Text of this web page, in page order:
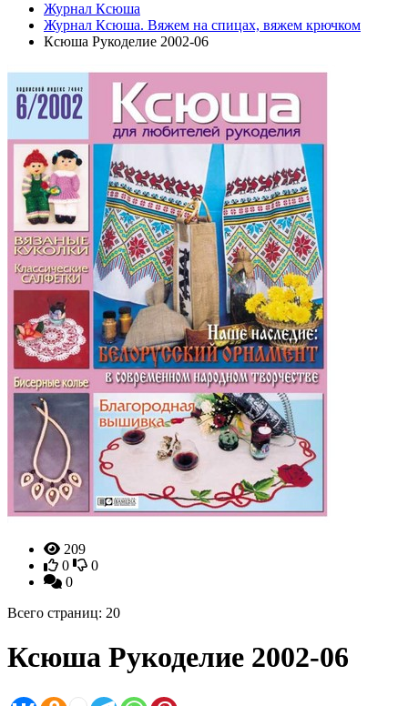
Журнал Ксюша
Журнал Ксюша. Вяжем на спицах, вяжем крючком
Ксюша Рукоделие 2002-06
209
0
0
0
Всего страниц: 20
Ксюша Рукоделие 2002-06